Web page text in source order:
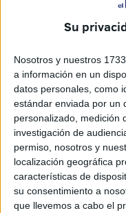
Su
Nosotros y nuestros 1733
a información en un
datos personales, como
estándar enviada por un
personalizado, medición
investigación de
permiso, nosotros y
localización geográfica
características de
su consentimiento a
que llevemos a cabo el
La familia de Faicel
sin vida fue localizado
Chorrillo el pasado
en Argelia. La
este viernes desde
periplo hasta la tierra
cumplidos.
El féretro tiene como